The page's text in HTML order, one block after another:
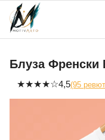
Skip
content
Блуза Френски
★★★★☆4,5(95